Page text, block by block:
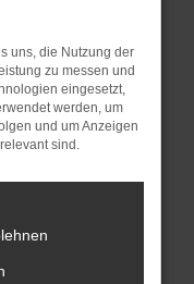
auch dazu führen,
mehr
versucht
versuchen,
uns diesen
zu
uns, die Nutzung der
zu messen und
eingesetzt,
werden, um
und um Anzeigen
sind.